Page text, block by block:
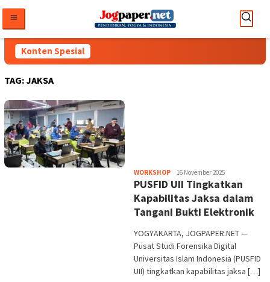
konten
Konten Spesial
TAG:JAKSA
WORKSHOPHeri
Purwata
16 November 2025
PUSFID UII Tingkatkan
Kapabilitas Jaksa dalam
Tangani Bukti Elektronik
YOGYAKARTA, JOGPAPER.NET —
Pusat Studi Forensika Digital
Universitas Islam Indonesia (PUSFID
UII) tingkatkan kapabilitas jaksa […]